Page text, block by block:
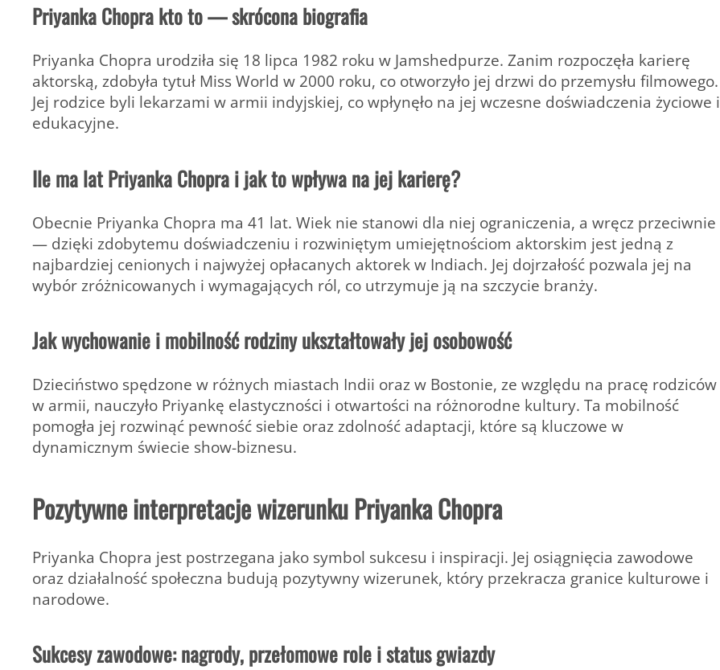
Priyanka Chopra kto to — skrócona biografia
Priyanka Chopra urodziła się 18 lipca 1982 roku w Jamshedpurze. Zanim rozpoczęła karierę
aktorską, zdobyła tytuł Miss World w 2000 roku, co otworzyło jej drzwi do przemysłu filmowego.
Jej rodzice byli lekarzami w armii indyjskiej, co wpłynęło na jej wczesne doświadczenia życiowe i
edukacyjne.
Ile ma lat Priyanka Chopra i jak to wpływa na jej karierę?
Obecnie Priyanka Chopra ma 41 lat. Wiek nie stanowi dla niej ograniczenia, a wręcz przeciwnie
— dzięki zdobytemu doświadczeniu i rozwiniętym umiejętnościom aktorskim jest jedną z
najbardziej cenionych i najwyżej opłacanych aktorek w Indiach. Jej dojrzałość pozwala jej na
wybór zróżnicowanych i wymagających ról, co utrzymuje ją na szczycie branży.
Jak wychowanie i mobilność rodziny ukształtowały jej osobowość
Dzieciństwo spędzone w różnych miastach Indii oraz w Bostonie, ze względu na pracę rodziców
w armii, nauczyło Priyankę elastyczności i otwartości na różnorodne kultury. Ta mobilność
pomogła jej rozwinąć pewność siebie oraz zdolność adaptacji, które są kluczowe w
dynamicznym świecie show-biznesu.
Pozytywne interpretacje wizerunku Priyanka Chopra
Priyanka Chopra jest postrzegana jako symbol sukcesu i inspiracji. Jej osiągnięcia zawodowe
oraz działalność społeczna budują pozytywny wizerunek, który przekracza granice kulturowe i
narodowe.
Sukcesy zawodowe: nagrody, przełomowe role i status gwiazdy